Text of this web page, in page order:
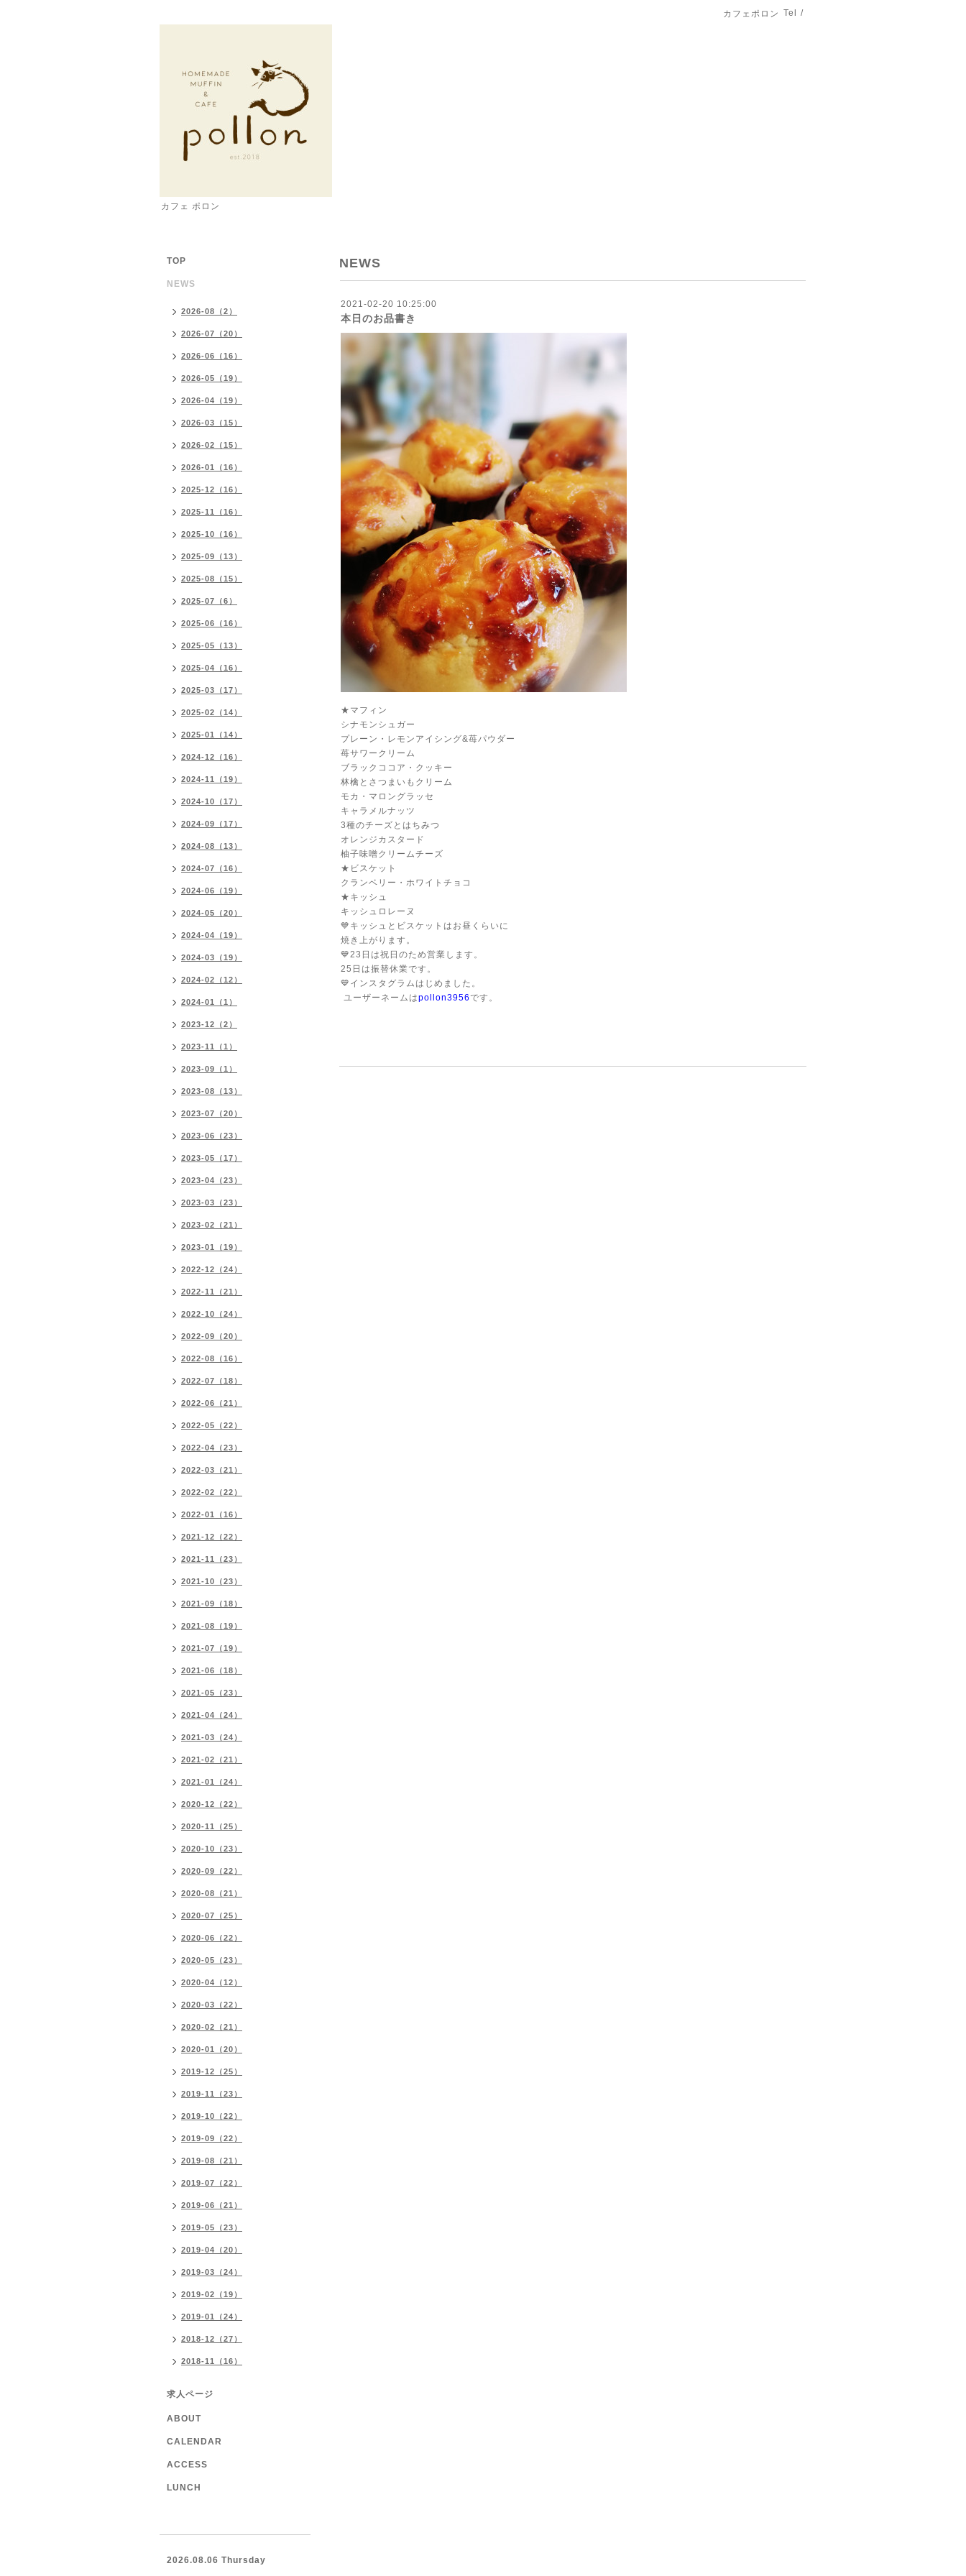
カフェポロン Tel /
カフェ ポロン
NEWS
2021-02-20 10:25:00
本日のお品書き
★マフィン
シナモンシュガー
プレーン・レモンアイシング&苺パウダー
苺サワークリーム
ブラックココア・クッキー
林檎とさつまいもクリーム
モカ・マロングラッセ
キャラメルナッツ
3種のチーズとはちみつ
オレンジカスタード
柚子味噌クリームチーズ
★ビスケット
クランベリー・ホワイトチョコ
★キッシュ
キッシュロレーヌ
💙キッシュとビスケットはお昼くらいに
焼き上がります。
💙23日は祝日のため営業します。
25日は振替休業です。
💙インスタグラムはじめました。
ユーザーネームはpollon3956です。
TOP
NEWS
2026-08（2）
2026-07（20）
2026-06（16）
2026-05（19）
2026-04（19）
2026-03（15）
2026-02（15）
2026-01（16）
2025-12（16）
2025-11（16）
2025-10（16）
2025-09（13）
2025-08（15）
2025-07（6）
2025-06（16）
2025-05（13）
2025-04（16）
2025-03（17）
2025-02（14）
2025-01（14）
2024-12（16）
2024-11（19）
2024-10（17）
2024-09（17）
2024-08（13）
2024-07（16）
2024-06（19）
2024-05（20）
2024-04（19）
2024-03（19）
2024-02（12）
2024-01（1）
2023-12（2）
2023-11（1）
2023-09（1）
2023-08（13）
2023-07（20）
2023-06（23）
2023-05（17）
2023-04（23）
2023-03（23）
2023-02（21）
2023-01（19）
2022-12（24）
2022-11（21）
2022-10（24）
2022-09（20）
2022-08（16）
2022-07（18）
2022-06（21）
2022-05（22）
2022-04（23）
2022-03（21）
2022-02（22）
2022-01（16）
2021-12（22）
2021-11（23）
2021-10（23）
2021-09（18）
2021-08（19）
2021-07（19）
2021-06（18）
2021-05（23）
2021-04（24）
2021-03（24）
2021-02（21）
2021-01（24）
2020-12（22）
2020-11（25）
2020-10（23）
2020-09（22）
2020-08（21）
2020-07（25）
2020-06（22）
2020-05（23）
2020-04（12）
2020-03（22）
2020-02（21）
2020-01（20）
2019-12（25）
2019-11（23）
2019-10（22）
2019-09（22）
2019-08（21）
2019-07（22）
2019-06（21）
2019-05（23）
2019-04（20）
2019-03（24）
2019-02（19）
2019-01（24）
2018-12（27）
2018-11（16）
求人ページ
ABOUT
CALENDAR
ACCESS
LUNCH
2026.08.06 Thursday